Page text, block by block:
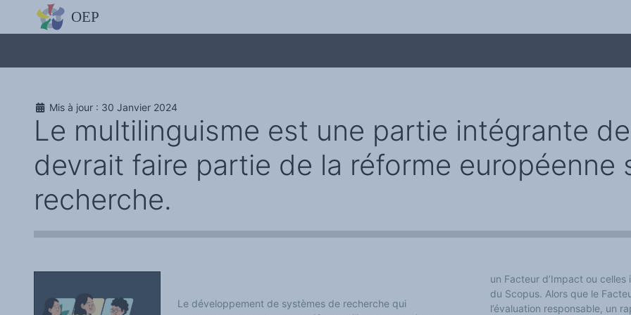
Agir avec l'OEP
Contacter l'OEP
Proposer une action
Demander un stage
LES ACTIONS
Colloques de ou avec l'OEP
Les éditos de l'OEP
La petite librairie de l'OEP
L'annuaire des chercheurs et équipes de recherche sur le plurilinguisme
PÔLE RECHERCHE
Colloques et séminaires
Appels à communication ou projet
Le multilinguisme est une partie intégrante
devrait faire partie de la réforme européenne
recherche.
Mis à jour : 30 Janvier 2024
Le développement de systèmes de recherche qui
un Facteur d’Impact ou
du Scopus. Alors que le
l’évaluation responsable, un